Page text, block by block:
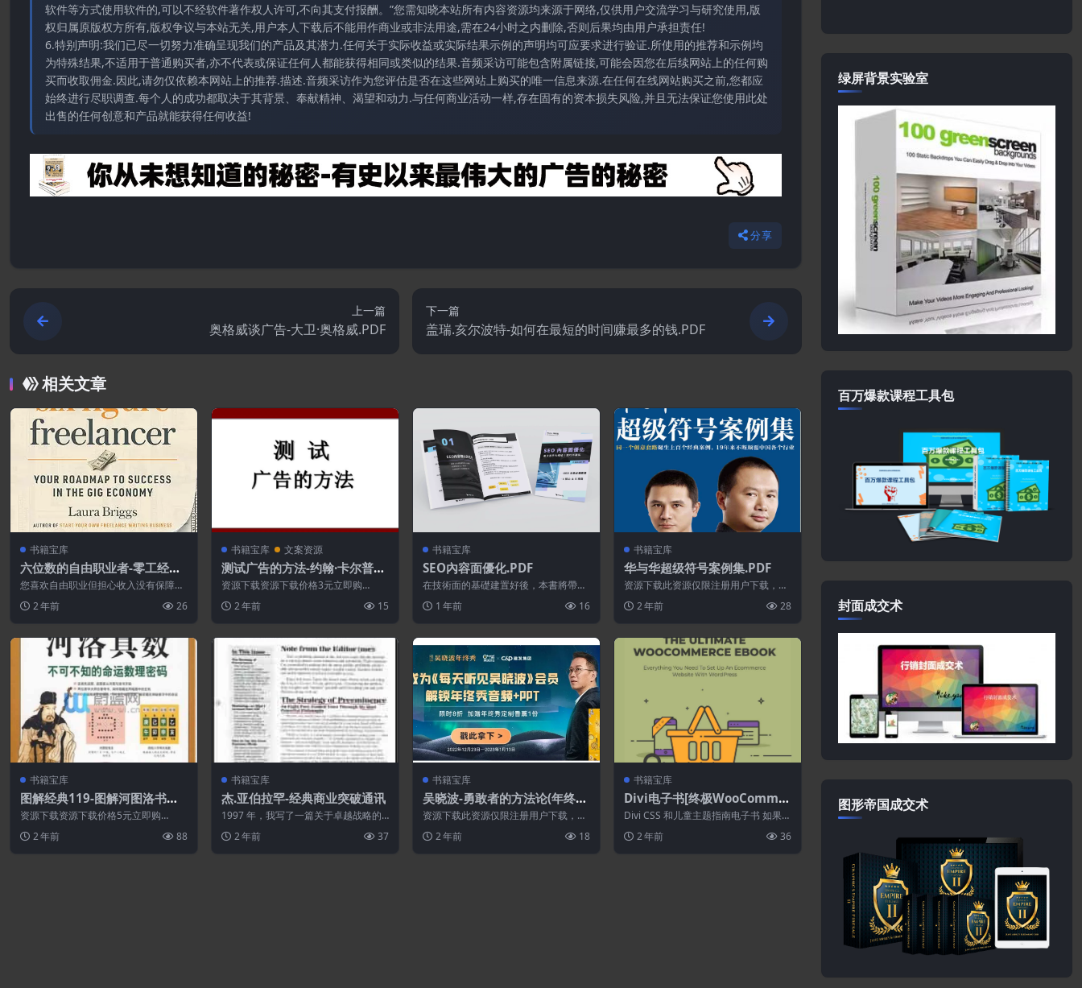
软件等方式使用软件的,可以不经软件著作权人许可,不向其支付报酬。”您需知晓本站所有内容资源均来源于网络,仅供用户交流学习与研究使用,版
权归属原版权方所有,版权争议与本站无关,用户本人下载后不能用作商业或非法用途,需在24小时之内删除,否则后果均由用户承担责任!
6.特别声明:我们已尽一切努力准确呈现我们的产品及其潜力.任何关于实际收益或实际结果示例的声明均可应要求进行验证.所使用的推荐和示例均
为特殊结果,不适用于普通购买者,亦不代表或保证任何人都能获得相同或类似的结果.音频采访可能包含附属链接,可能会因您在后续网站上的任何购
买而收取佣金.因此,请勿仅依赖本网站上的推荐.描述.音频采访作为您评估是否在这些网站上购买的唯一信息来源.在任何在线网站购买之前,您都应
始终进行尽职调查.每个人的成功都取决于其背景、奉献精神、渴望和动力.与任何商业活动一样,存在固有的资本损失风险,并且无法保证您使用此处
出售的任何创意和产品就能获得任何收益!
分享
上一篇
奥格威谈广告-大卫·奥格威.PDF
下一篇
盖瑞.亥尔波特-如何在最短的时间赚最多的钱.PDF
相关文章
书籍宝库
六位数的自由职业者-零工经济
的成功路线图.epub
您喜欢自由职业但担心收入没有保障
吗？ 发现一种增加和维持可靠收入的强
大方法。 您...
2 年前 26
书籍宝库 文案资源
测试广告的方法-约翰·卡尔普斯.
PDF
资源下载资源下载价格3元立即购
买 或 ...
2 年前 15
书籍宝库
SEO內容面優化.PDF
在技術面的基礎建置好後，本書將帶你
學習「內容面」有哪些可優化項目、以
及其分別的重...
1 年前 16
书籍宝库
华与华超级符号案例集.PDF
资源下载此资源仅限注册用户下载，请
先登录特别提醒:本网站不保证所有资源
永久更新资...
2 年前 28
书籍宝库
图解经典119-图解河图洛书河
洛真数-不可不知的命运数理密
码.PDF
资源下载资源下载价格5元立即购
2 年前 88
书籍宝库
杰.亚伯拉罕-经典商业突破通讯
1997 年，我写了一篇关于卓越战略的
惊...2 年前 37
书籍宝库
吴晓波-勇敢者的方法论(年终秀
演讲全文）
资源下载此资源仅限注册用户下载，请
永久更新资...
2 年前 18
书籍宝库
Divi电子书[终极WooCommer
ce电子书/Divi CSS和子主题指
南]
Divi CSS 和儿童主题指南电子书 如果您
2 年前 36
绿屏背景实验室
百万爆款课程工具包
封面成交术
图形帝国成交术